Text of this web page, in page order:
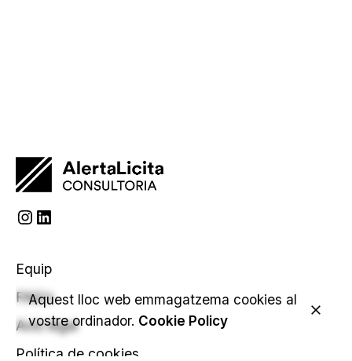
Instagram
LinkedIn
Equip
FAQ’s
Avís legal
Política de cookies
Aquest lloc web emmagatzema cookies al
vostre ordinador. Cookie Policy